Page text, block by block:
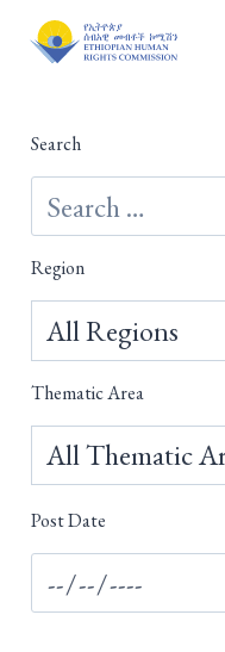
Search
Region
Thematic Area
Post Date